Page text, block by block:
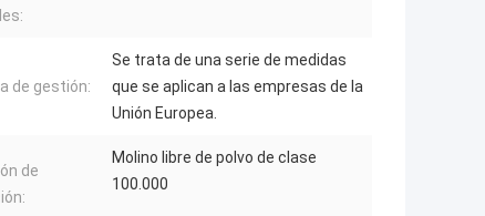
de gestión:
Se trata de una serie de medidas
que se aplican a las empresas de la
Unión Europea.
de
Molino libre de polvo de clase
100.000